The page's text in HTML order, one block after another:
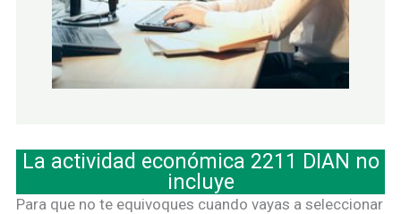
La actividad económica 2211 DIAN no
incluye
Para que no te equivoques cuando vayas a seleccionar